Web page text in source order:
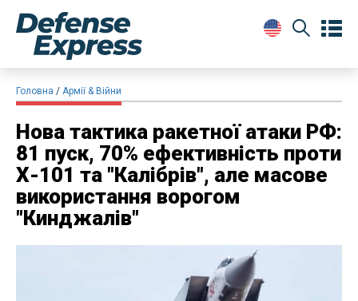
Головна Армії & Війни
Нова тактика ракетної атаки РФ:
81 пуск, 70% ефективність проти
Х-101 та "Калібрів", але масове
використання ворогом
"Кинджалів"